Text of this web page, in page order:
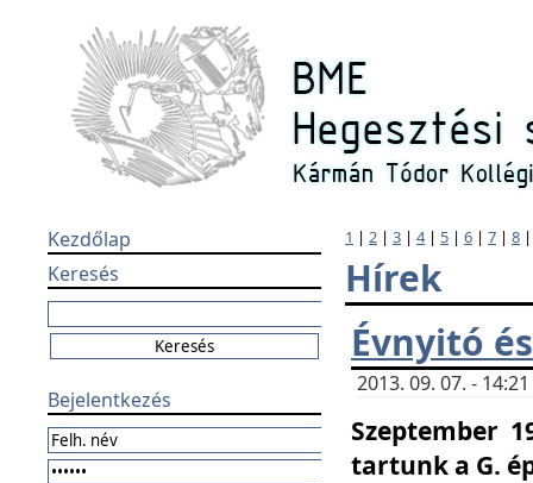
Kezdőlap
Keresés
Bejelentkezés
1 | 2 | 3 | 4| 5 | 6 | 7 | 8
Hírek
Évnyitó
2013. 09. 07. -
Szeptember
tartunk a G.